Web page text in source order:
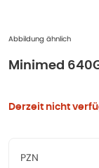
Abbildung ähnlich
Minimed
Derzeit nicht
PZN